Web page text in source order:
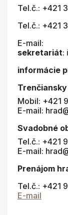
Tel.č.: +421
Tel.č.: +421
E-mail:
sekretariát:
informácie
Mobil: +421
E-mail:
Svadobné
Tel.č.: +421
E-mail:
Prenájom
Tel.č.: +421
E-mail